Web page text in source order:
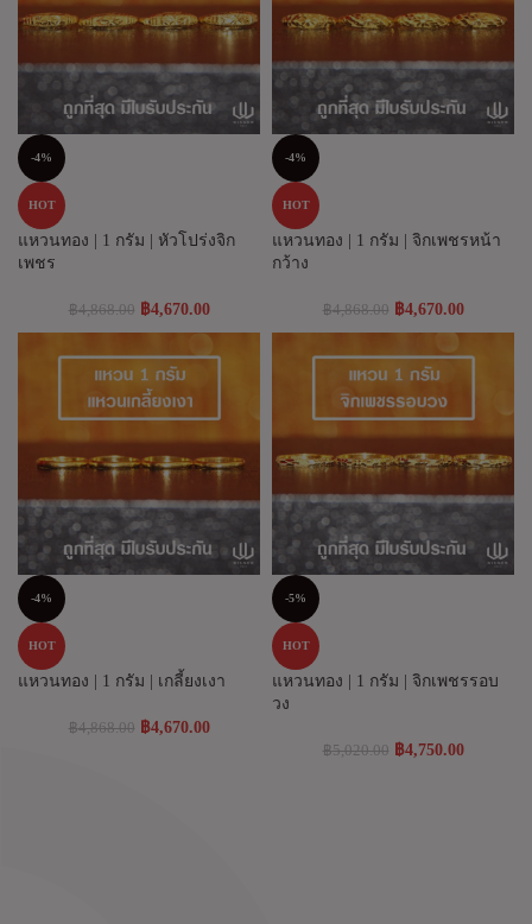
-4%
HOT
แหวนทอง | 1 กรัม | หัวโปร่งจิก
เพชร
฿4,868.00 ฿4,670.00
-4%
HOT
แหวนทอง | 1 กรัม | จิกเพชรหน้า
กว้าง
฿4,868.00 ฿4,670.00
-4%
HOT
แหวนทอง | 1 กรัม | เกลี้ยงเงา
฿4,868.00 ฿4,670.00
-5%
HOT
แหวนทอง | 1 กรัม | จิกเพชรรอบ
วง
฿5,020.00 ฿4,750.00